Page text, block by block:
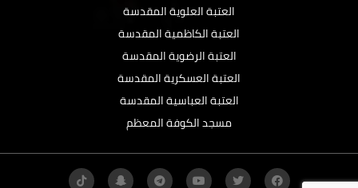
العتبة العلوية المقدسة
العتبة الكاظمية المقدسة
العتبة الرضوية المقدسة
العتبة العسكرية المقدسة
العتبة العباسية المقدسة
مسجد الكوفة المعظم